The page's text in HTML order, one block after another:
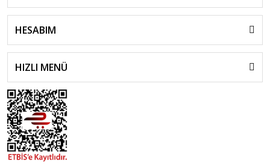
HESABIM
HIZLI MENÜ